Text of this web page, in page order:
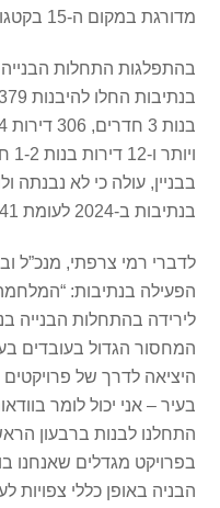
מדורגת במקום ה-15 בקטגוריה זו.
בהתפלגות התחלות
בבניין, עולה כי לא נבנתה
בנתיבות ב-2024 לעומת 341 דירות שהחלו להיבנות ב-2023.
לדברי רמי צרפתי, מנכ”ל
הפעילה בנתיבות:
המחסור הגדול בעובדים
היציאה לדרך של
בעיר – אני יכול לומר
התחלנו לבנות ברבעון
בפרויקט מגדלים שאנחנו
הבניה באופן כללי צפויות